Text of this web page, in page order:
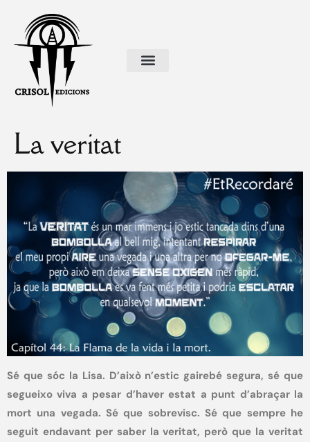
La veritat
Sé que sóc la Lisa. D’això n’estic gairebé segura, sé que
segueixo viva a pesar d’haver estat a punt d’abraçar la
mort una vegada. Sé que sobrevisc. Sé que sempre he
seguit endavant per saber la veritat, però que la veritat